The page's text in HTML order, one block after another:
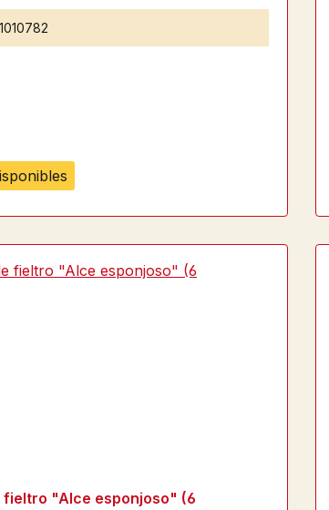
1010782
fieltro "Alce esponjoso" (6